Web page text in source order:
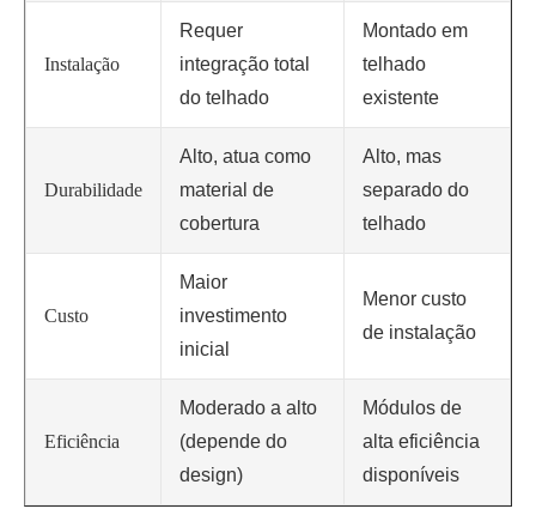
Instalação
Requer
integração total
do telhado
Montado em
telhado
existente
Durabilidade
Alto, atua como
material de
cobertura
Alto, mas
separado do
telhado
Custo
Maior
investimento
inicial
Menor custo
de instalação
Eficiência
Moderado a alto
(depende do
design)
Módulos de
alta eficiência
disponíveis